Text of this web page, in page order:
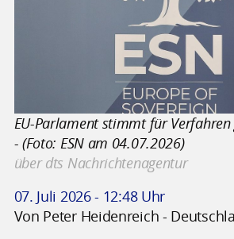
EU-Parlament stimmt für Verfahren
- (Foto: ESN am 04.07.2026)
über dts Nachrichtenagentur
07. Juli 2026 - 12:48 Uhr
Von Peter Heidenreich -